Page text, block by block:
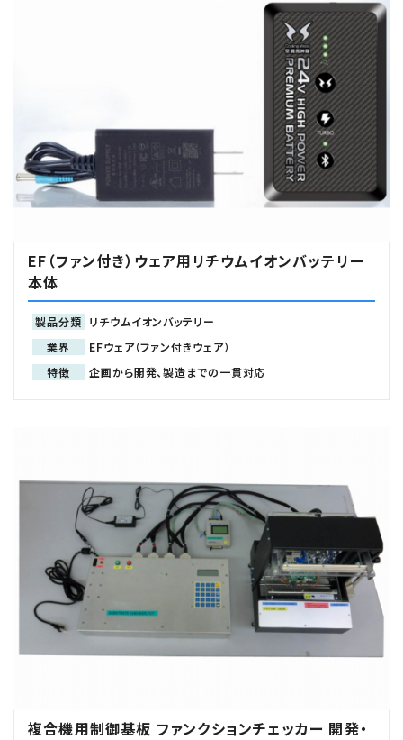
EF（ファン付き）ウェア用リチウムイオンバッテリー
本体
製品分類 リチウムイオンバッテリー
業界
EFウェア（ファン付きウェア）
特徴
企画から開発、製造までの一貫対応
複合機用制御基板 ファンクションチェッカー 開発・